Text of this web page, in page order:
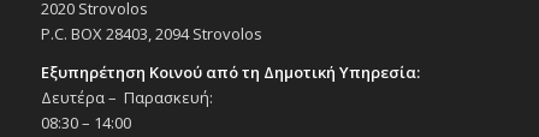
Δημοτικό Θέατρο Στροβόλου
ΟΚΤ
6
Μάρκος Σεφερλής «Νότης – Η επιστροφή»,
21:30
2020 Strovolos
P.C. BOX 28403, 2094 Strovolos
Εξυπηρέτηση Κοινού από τη Δημοτική Υπηρεσία:
Δευτέρα – Παρασκευή:
08:30 – 14:00